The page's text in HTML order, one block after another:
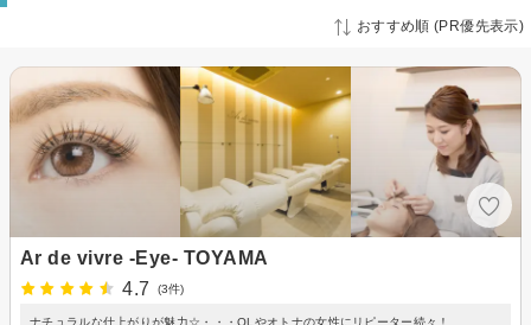
おすすめ順 (PR優先表示)
Ar de vivre -Eye- TOYAMA
4.7
(3件)
ナチュラルな仕上がりが魅力☆・・・OLやオトナの女性にリピーター続々！